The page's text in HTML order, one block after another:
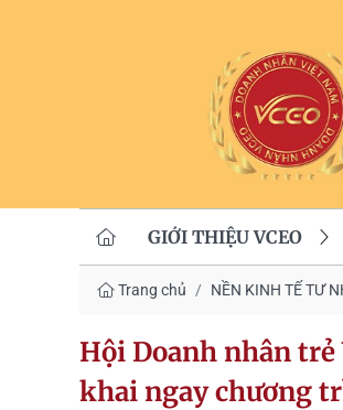
GIỚI THIỆU VCEO
Trang chủ NỀN KINH TẾ TƯ
Hội Doanh nhân trẻ
khai ngay chương